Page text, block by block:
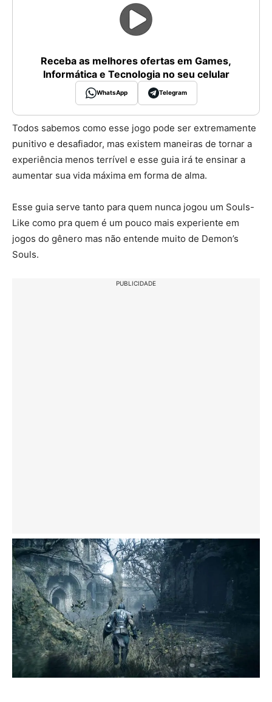
Receba as melhores ofertas em Games,
Informática e Tecnologia no seu celular
WhatsApp Telegram
Todos sabemos como esse jogo pode ser extremamente
punitivo e desafiador, mas existem maneiras de tornar a
experiência menos terrível e esse guia irá te ensinar a
aumentar sua vida máxima em forma de alma.
Esse guia serve tanto para quem nunca jogou um Souls-
Like como pra quem é um pouco mais experiente em
jogos do gênero mas não entende muito de Demon’s
Souls.
PUBLICIDADE